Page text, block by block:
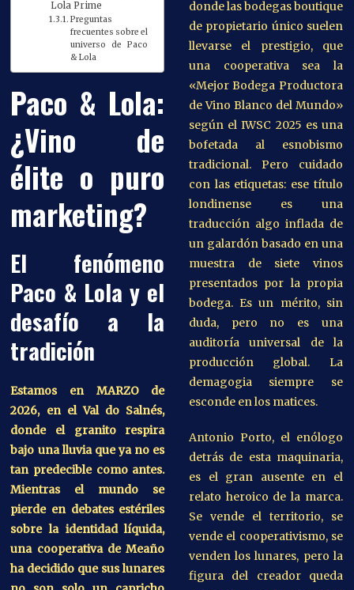
Lola Prime
Preguntas
frecuentes sobre el
universo de Paco
& Lola
Paco & Lola:
¿Vino de
élite o puro
marketing?
El fenómeno
Paco & Lola y el
desafío a la
tradición
Estamos en MARZO de
2026, en el Val do Salnés,
donde el granito respira
bajo una lluvia que ya no es
tan predecible como antes.
Mientras el mundo se
pierde en debates estériles
sobre la identidad líquida,
una cooperativa de Meaño
ha decidido que sus lunares
donde las bodegas boutique
de propietario único suelen
llevarse el prestigio, que
una cooperativa sea la
«Mejor Bodega Productora
de Vino Blanco del Mundo»
según el IWSC 2025 es una
bofetada al esnobismo
tradicional. Pero cuidado
con las etiquetas: ese título
londinense es una
traducción algo inflada de
un galardón basado en una
muestra de siete vinos
presentados por la propia
bodega. Es un mérito, sin
duda, pero no es una
auditoría universal de la
producción global. La
demagogia siempre se
esconde en los matices.
Antonio Porto, el enólogo
detrás de esta maquinaria,
es el gran ausente en el
relato heroico de la marca.
Se vende el territorio, se
vende el cooperativismo, se
venden los lunares, pero la
figura del creador queda